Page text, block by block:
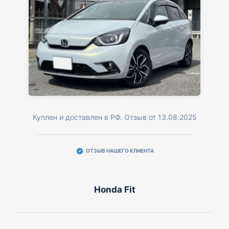
Куплен и доставлен в РФ. Отзыв от 13.08.2025
ОТЗЫВ НАШЕГО КЛИЕНТА
Honda Fit